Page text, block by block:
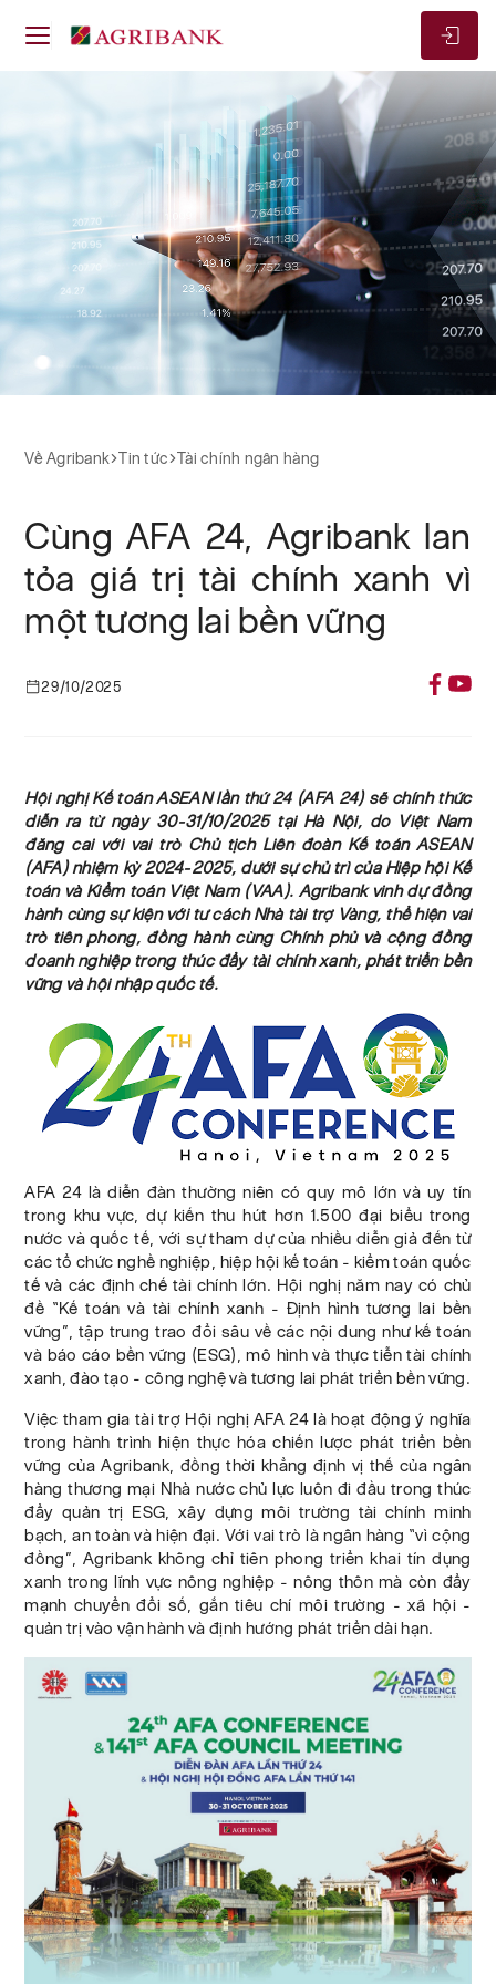
Về Agribank Tin tức Tài chính ngân hàng
Cùng AFA 24, Agribank lan
tỏa giá trị tài chính xanh vì
một tương lai bền vững
29/10/2025
Hội nghị Kế toán ASEAN lần thứ 24 (AFA 24) sẽ chính thức
diễn ra từ ngày 30-31/10/2025 tại Hà Nội, do Việt Nam
đăng cai với vai trò Chủ tịch Liên đoàn Kế toán ASEAN
(AFA) nhiệm kỳ 2024-2025, dưới sự chủ trì của Hiệp hội Kế
toán và Kiểm toán Việt Nam (VAA). Agribank vinh dự đồng
hành cùng sự kiện với tư cách Nhà tài trợ Vàng, thể hiện vai
trò tiên phong, đồng hành cùng Chính phủ và cộng đồng
doanh nghiệp trong thúc đẩy tài chính xanh, phát triển bền
vững và hội nhập quốc tế.
AFA 24 là diễn đàn thường niên có quy mô lớn và uy tín
trong khu vực, dự kiến thu hút hơn 1.500 đại biểu trong
nước và quốc tế, với sự tham dự của nhiều diễn giả đến từ
các tổ chức nghề nghiệp, hiệp hội kế toán - kiểm toán quốc
tế và các định chế tài chính lớn. Hội nghị năm nay có chủ
đề “Kế toán và tài chính xanh - Định hình tương lai bền
vững”, tập trung trao đổi sâu về các nội dung như kế toán
và báo cáo bền vững (ESG), mô hình và thực tiễn tài chính
xanh, đào tạo - công nghệ và tương lai phát triển bền vững.
Việc tham gia tài trợ Hội nghị AFA 24 là hoạt động ý nghĩa
trong hành trình hiện thực hóa chiến lược phát triển bền
vững của Agribank, đồng thời khẳng định vị thế của ngân
hàng thương mại Nhà nước chủ lực luôn đi đầu trong thúc
đẩy quản trị ESG, xây dựng môi trường tài chính minh
bạch, an toàn và hiện đại. Với vai trò là ngân hàng “vì cộng
đồng”, Agribank không chỉ tiên phong triển khai tín dụng
xanh trong lĩnh vực nông nghiệp - nông thôn mà còn đẩy
mạnh chuyển đổi số, gắn tiêu chí môi trường - xã hội -
quản trị vào vận hành và định hướng phát triển dài hạn.